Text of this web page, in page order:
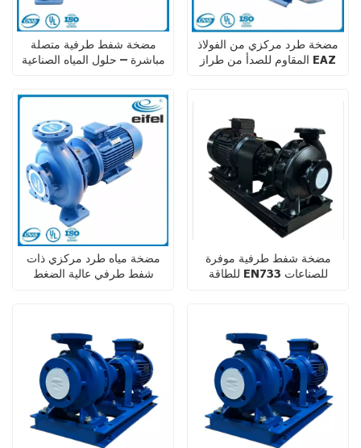
مضخة شفط طرفية متصلة
مباشرة – حلول المياه الصناعية
مضخة طرد مركزي من الفولاذ
المقاوم للصدأ من طراز EAZ
مضخة مياه طرد مركزي ذات
شفط طرفي عالية الضغط
مضخة شفط طرفية موفرة
للطاقة EN733 للصناعات